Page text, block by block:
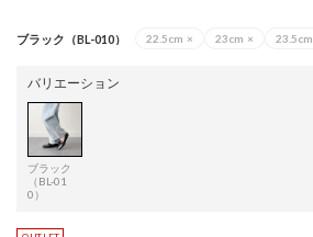
ブラック（BL-010） 22.5cm × 23cm × 23.5cm
バリエーション
ブラック
（BL-01
0）